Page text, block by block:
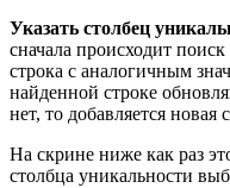
Указать столбец
сначала происходит
строка с аналогичным
найденной строке
нет, то добавляется новая
На скрине ниже как раз
столбца уникальности